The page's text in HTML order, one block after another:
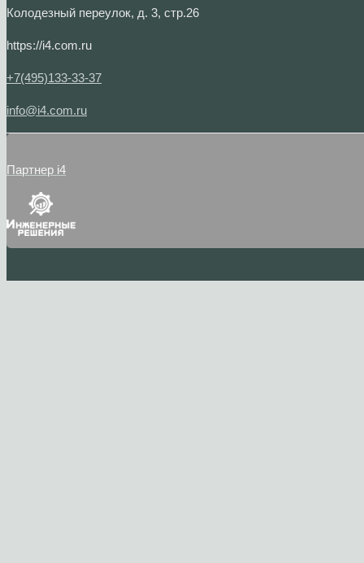
Колодезный переулок, д. 3, стр.26
https://i4.com.ru
+7(495)133-33-37
info@i4.com.ru
Партнер i4